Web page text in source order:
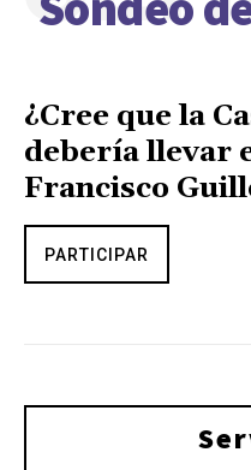
¿Cree que la
debería llevar
Francisco
PARTICIPAR